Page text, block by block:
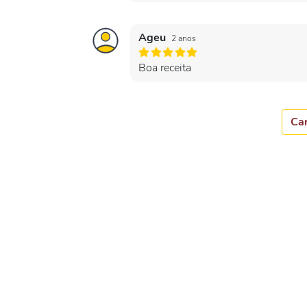
Ageu 2 anos
Boa receita